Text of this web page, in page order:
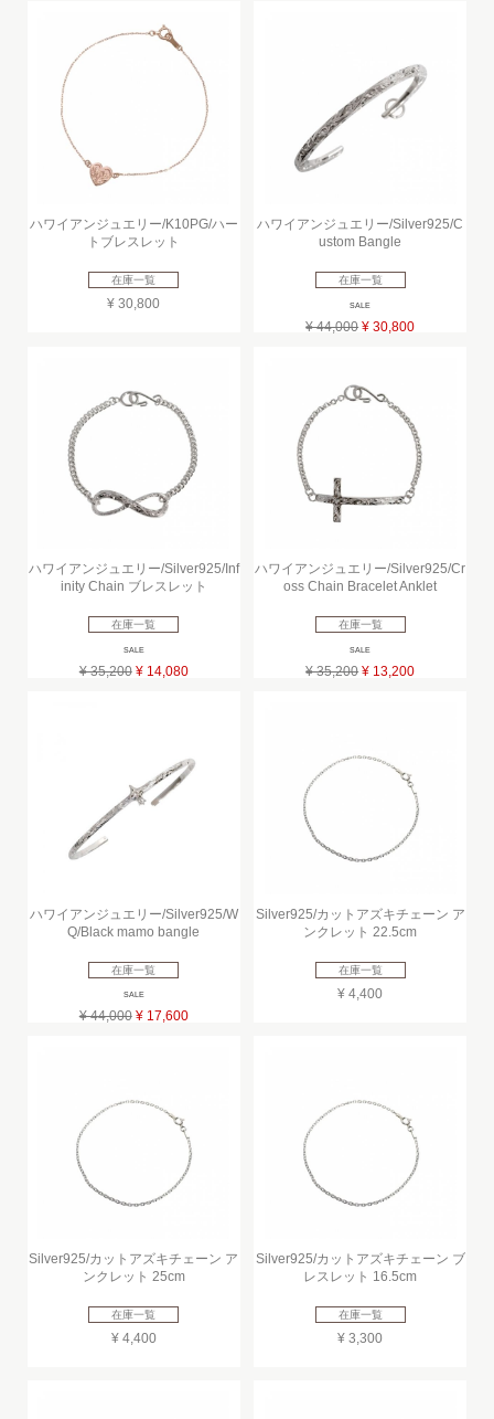
ハワイアンジュエリー/K10PG/ハー
トブレスレット
在庫一覧
¥ 30,800
ハワイアンジュエリー/Silver925/C
ustom Bangle
在庫一覧
SALE
¥ 44,000 ¥ 30,800
ハワイアンジュエリー/Silver925/Inf
inity Chain ブレスレット
在庫一覧
SALE
¥ 35,200 ¥ 14,080
ハワイアンジュエリー/Silver925/Cr
oss Chain Bracelet Anklet
在庫一覧
SALE
¥ 35,200 ¥ 13,200
ハワイアンジュエリー/Silver925/W
Q/Black mamo bangle
在庫一覧
SALE
¥ 44,000 ¥ 17,600
Silver925/カットアズキチェーン ア
ンクレット 22.5cm
在庫一覧
¥ 4,400
Silver925/カットアズキチェーン ア
ンクレット 25cm
在庫一覧
¥ 4,400
Silver925/カットアズキチェーン ブ
レスレット 16.5cm
在庫一覧
¥ 3,300